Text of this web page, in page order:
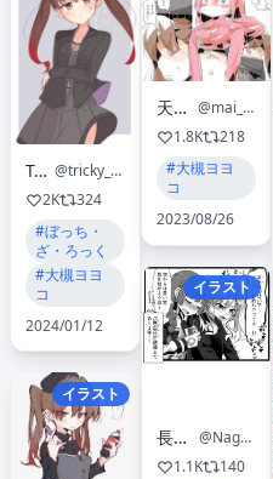
TaKy
@tricky_5140
2K
324
#ぼっち・
ざ・ろっく
#大槻ヨヨ
コ
2024/01/12
イラスト
天狗まい
@mai_ameinu
1.8K
218
#大槻ヨヨ
コ
2023/08/26
イラスト
長使トヨハ
@Nagatsuka_tyh
1.1K
140